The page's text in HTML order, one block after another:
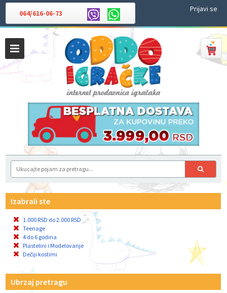
064/616-06-73 Prijavi se
Izabrali ste
1.000 RSD do 2.000 RSD
Teenage
4 do 6 godina
Plastelini i Modelovanje
Dečiji kostimi
Ubrzaj pretragu